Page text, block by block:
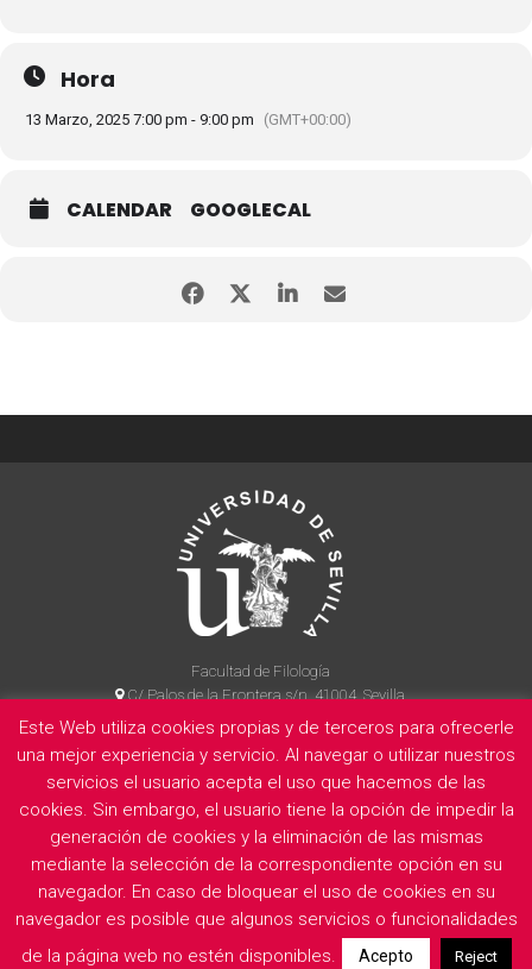
Hora
13 Marzo, 2025 7:00 pm - 9:00 pm (GMT+00:00)
CALENDAR GOOGLECAL
Facultad de Filología
C/ Palos de la Frontera s/n, 41004, Sevilla
954 55 14 90
La Facultad Información legal Politica de privacidad Cookies
E
Este Web utiliza cookies propias y de terceros para ofrecerle
una mejor experiencia y servicio. Al navegar o utilizar nuestros
servicios el usuario acepta el uso que hacemos de las
cookies. Sin embargo, el usuario tiene la opción de impedir la
generación de cookies y la eliminación de las mismas
mediante la selección de la correspondiente opción en su
navegador. En caso de bloquear el uso de cookies en su
navegador es posible que algunos servicios o funcionalidades
de la página web no estén disponibles.
Acepto Reject